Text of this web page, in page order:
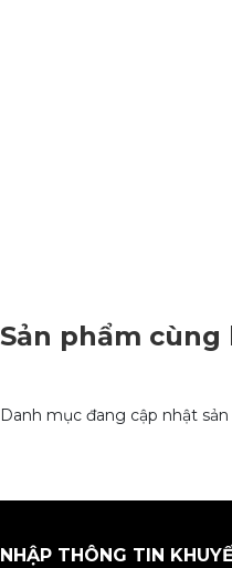
Sản phẩm cùng
Danh mục đang cập nhật
NHẬP THÔNG TIN